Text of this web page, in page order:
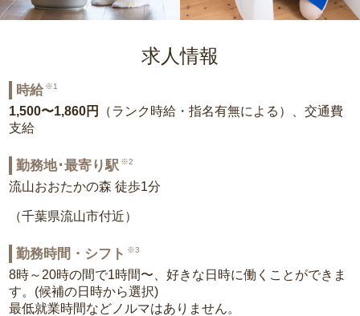
求人情報
時給 ※1
1,500〜1,860円
（ランク時給・指名有無による）、交通費
支給
勤務地･最寄り駅 ※2
流山おおたかの森 徒歩1分
（千葉県流山市付近）
勤務時間・シフト ※3
8時～20時の間で1時間〜、好きな日時に働くことができま
す。(候補の日時から選択)
最低就業時間などノルマはありません。